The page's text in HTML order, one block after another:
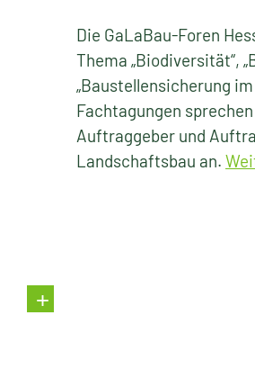
Die GaLaBau-Foren
Thema „Biodiversität“,
„Baustellensicherung
Fachtagungen
Auftraggeber und
Landschaftsbau an.